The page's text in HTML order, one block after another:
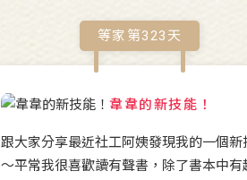
等家第323 天
韋韋的新技能！
跟大家分享最近社工阿姨發現我的一個新
～平常我很喜歡讀有聲書，除了書本中有